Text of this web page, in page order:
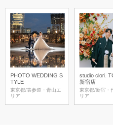
PHOTO WEDDING S
TYLE
東京都/表参道・青山エ
リア
studio clori.
新宿店
東京都/新宿・
リア